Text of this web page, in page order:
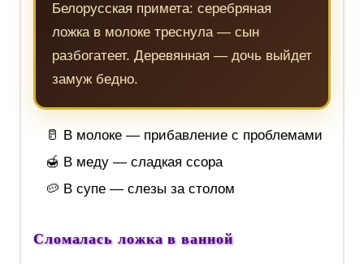
Белорусская примета: серебряная
ложка в молоке треснула — сын
разбогатеет. Деревянная — дочь выйдет
замуж бедно.
🥛 В молоке — прибавление с проблемами
🍯 В меду — сладкая ссора
🥔 В супе — слезы за столом
Сломалась ложка в ванной